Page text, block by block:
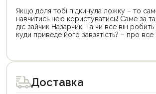
Якщо доля тобі підкинула ложку – то
навчитись нею користуватись! Саме за
діє зайчик Назарчик. Та чи все він робить
куди приведе його завзятість? – про все
товар
для
покупки
товар
для
покупкиДоставка